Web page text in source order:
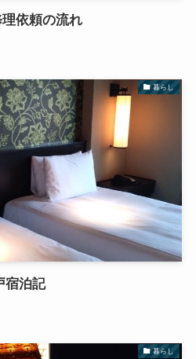
依頼の流れ
暮らし
宿泊記
暮らし